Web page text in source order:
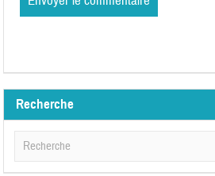
Recherche